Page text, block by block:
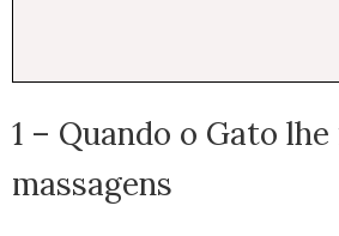
1 – Quando o Gato lhe
massagens